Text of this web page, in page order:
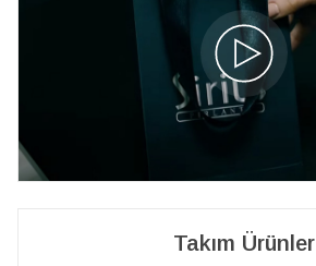
Takım Ürünler